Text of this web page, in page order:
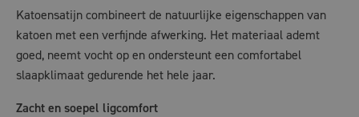
Katoensatijn combineert de natuurlijke eigenschappen van
katoen met een verfijnde afwerking. Het materiaal ademt
goed, neemt vocht op en ondersteunt een comfortabel
slaapklimaat gedurende het hele jaar.
Zacht en soepel ligcomfort